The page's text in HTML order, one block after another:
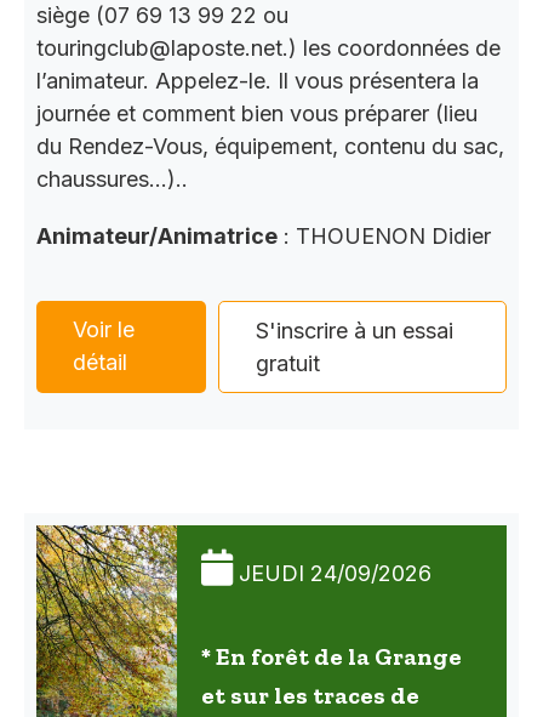
siège (07 69 13 99 22 ou
touringclub@laposte.net.) les coordonnées de
l’animateur. Appelez-le. Il vous présentera la
journée et comment bien vous préparer (lieu
du Rendez-Vous, équipement, contenu du sac,
chaussures…)..
Animateur/Animatrice : THOUENON Didier
Voir le
détail
S'inscrire à un essai
gratuit
JEUDI 24/09/2026
* En forêt de la Grange
et sur les traces de